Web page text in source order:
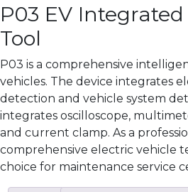
P03 EV
Tool
P03 is a comprehensive
vehicles. The device integrates
detection and vehicle system
integrates oscilloscope,
and current clamp. As a
comprehensive electric vehicle
choice for maintenance service